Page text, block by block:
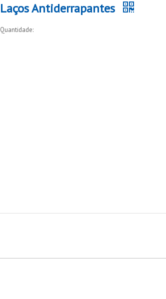
Laços Antiderrapantes
Quantidade: